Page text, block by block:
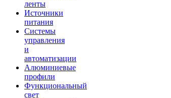
ленты
Источники
питания
Системы
управления
и
автоматизации
Алюминиевые
профили
Функциональный
свет